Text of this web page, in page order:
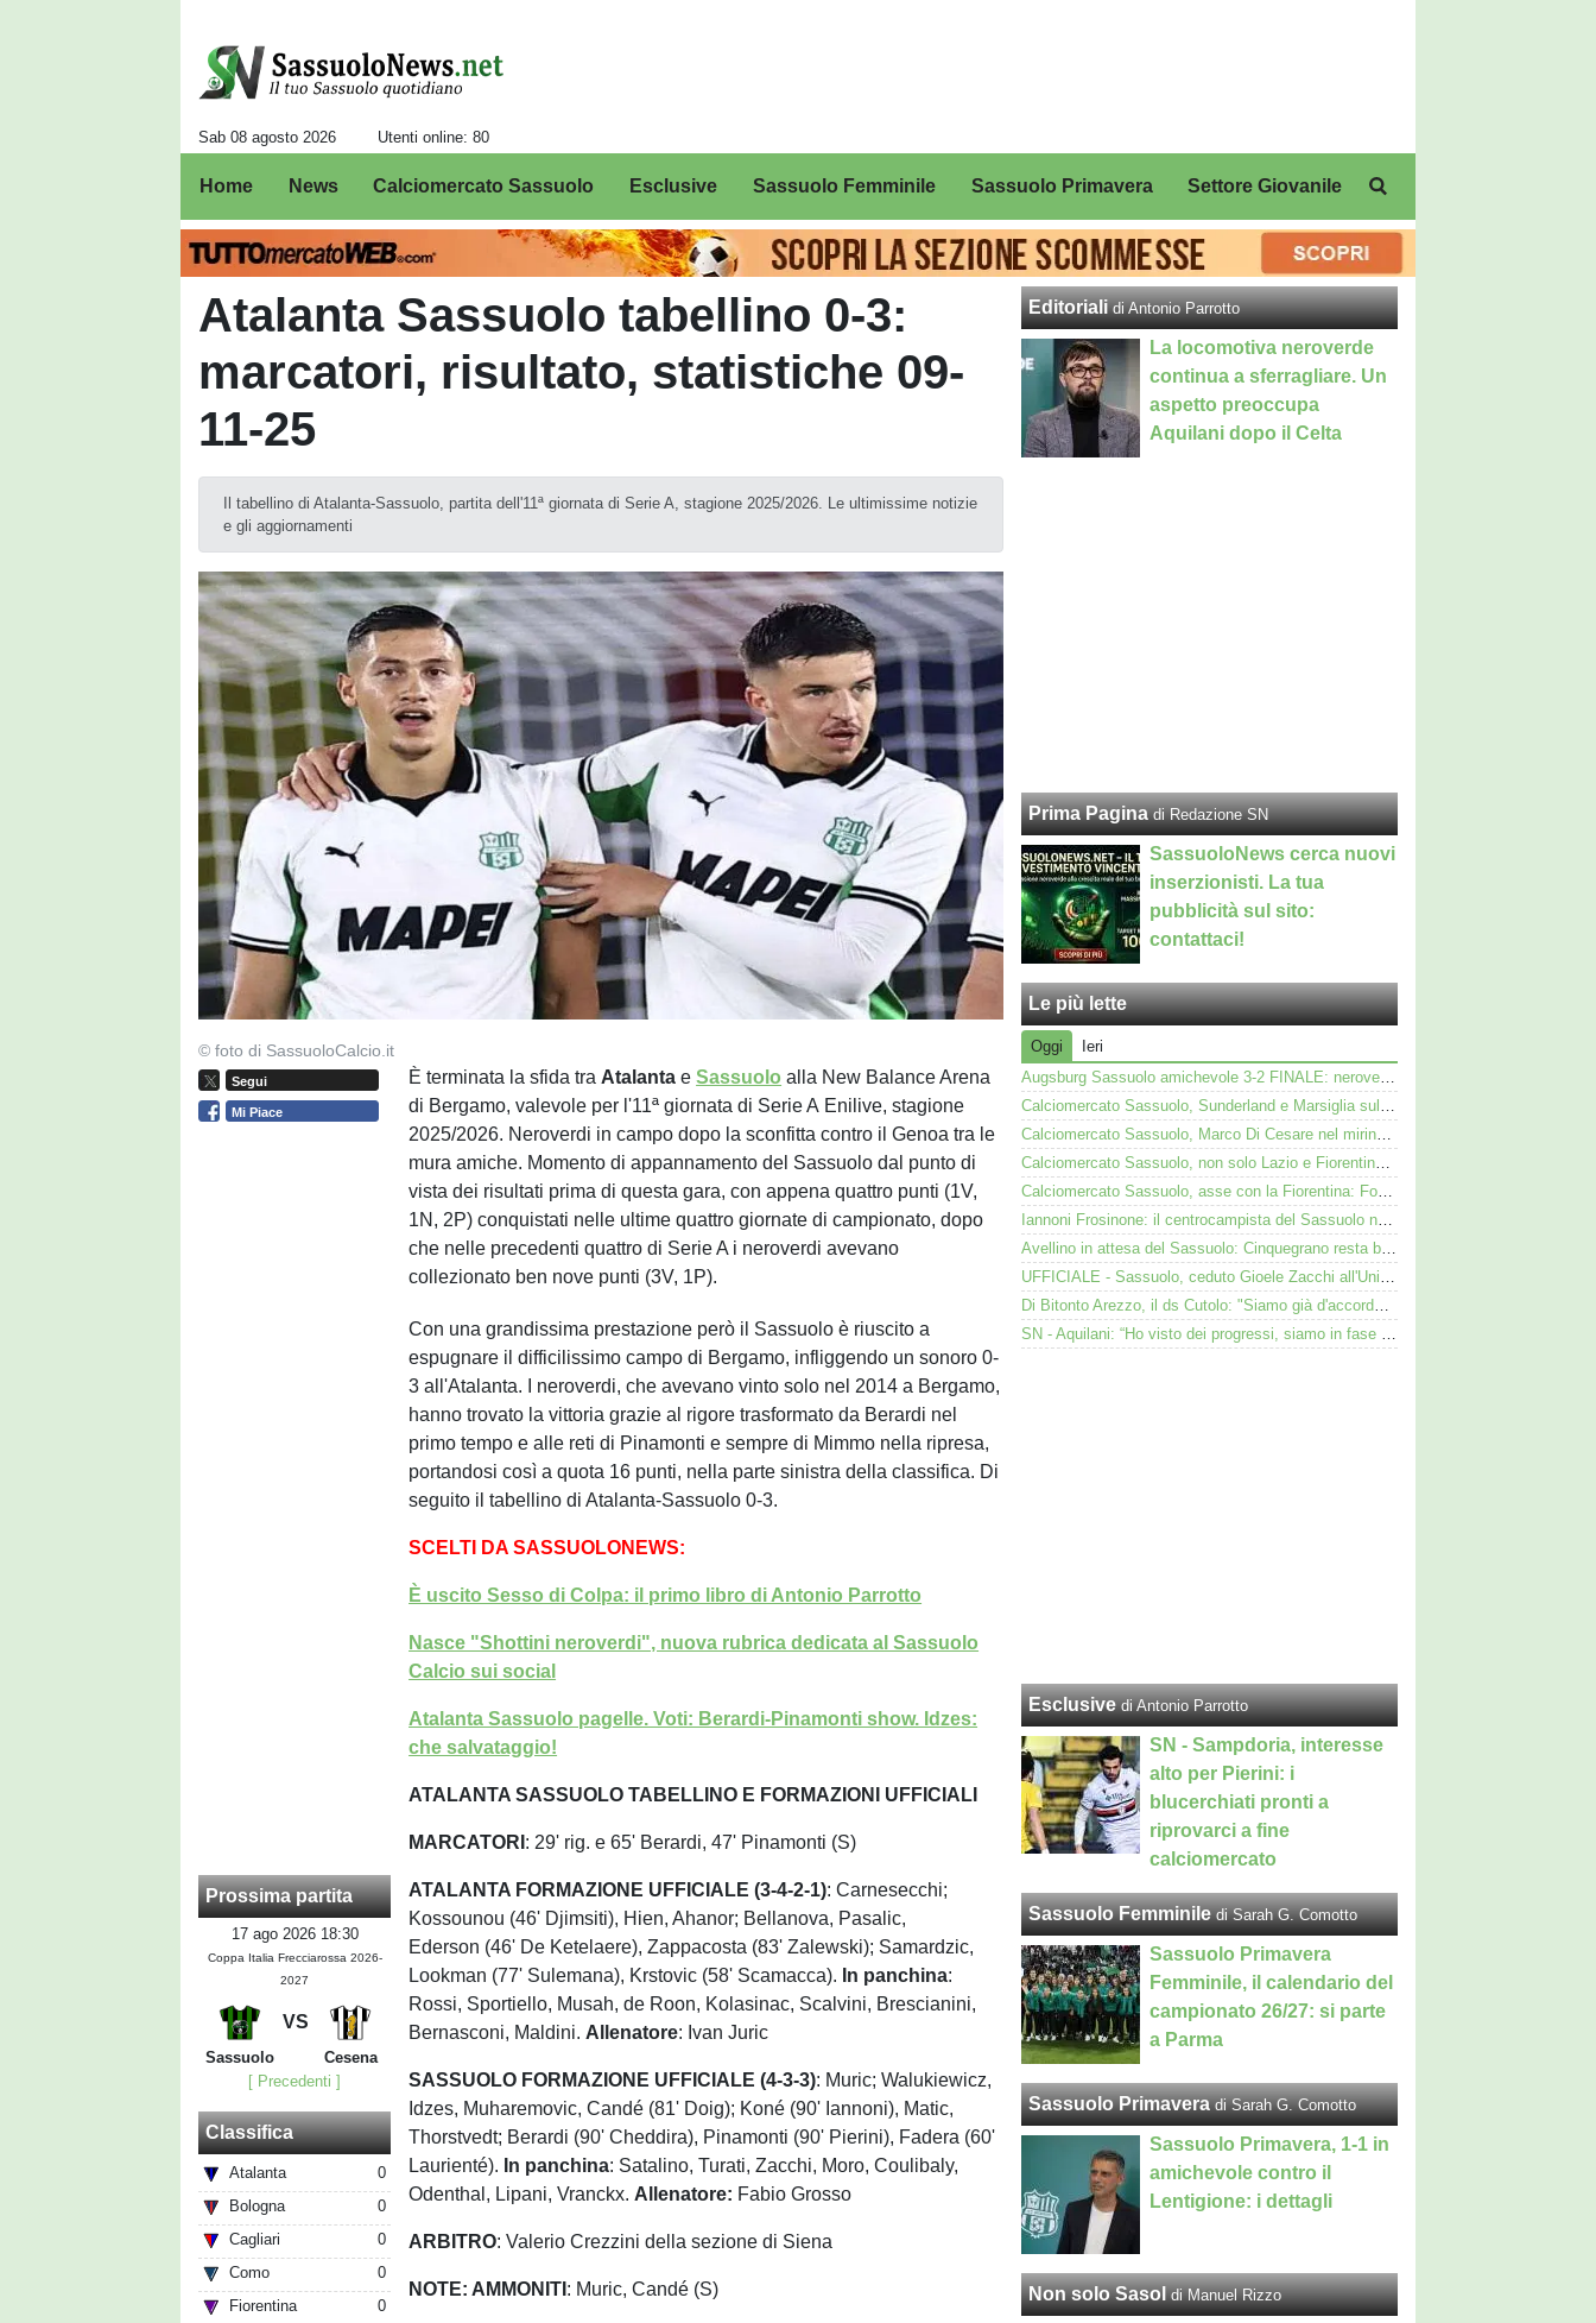
Sab 08 agosto 2026 Utenti online: 80
Home News Calciomercato Sassuolo Esclusive Sassuolo Femminile Sassuolo Primavera Settore Giovanile
Atalanta Sassuolo tabellino 0-3:
marcatori, risultato, statistiche 09-
11-25
Il tabellino di Atalanta-Sassuolo, partita dell'11ª giornata di Serie A, stagione 2025/2026. Le ultimissime notizie
e gli aggiornamenti
© foto di SassuoloCalcio.it
Segui
Mi Piace
Prossima partita
17 ago 2026 18:30
Coppa Italia Frecciarossa 2026-
2027
VS
Sassuolo
Cesena
[ Precedenti ]
Classifica
Atalanta
0
Bologna
0
Cagliari
0
Como
0
Fiorentina
0
È terminata la sfida tra Atalanta eSassuolo alla New Balance Arena
di Bergamo, valevole per l'11ª giornata di Serie A Enilive, stagione
2025/2026. Neroverdi in campo dopo la sconfitta contro il Genoa tra le
mura amiche. Momento di appannamento del Sassuolo dal punto di
vista dei risultati prima di questa gara, con appena quattro punti (1V,
1N, 2P) conquistati nelle ultime quattro giornate di campionato, dopo
che nelle precedenti quattro di Serie A i neroverdi avevano
collezionato ben nove punti (3V, 1P).
Con una grandissima prestazione però il Sassuolo è riuscito a
espugnare il difficilissimo campo di Bergamo, infliggendo un sonoro 0-
3 all'Atalanta. I neroverdi, che avevano vinto solo nel 2014 a Bergamo,
hanno trovato la vittoria grazie al rigore trasformato da Berardi nel
primo tempo e alle reti di Pinamonti e sempre di Mimmo nella ripresa,
portandosi così a quota 16 punti, nella parte sinistra della classifica. Di
seguito il tabellino di Atalanta-Sassuolo 0-3.
SCELTI DA SASSUOLONEWS:
È uscito Sesso di Colpa: il primo libro di Antonio Parrotto
Nasce "Shottini neroverdi", nuova rubrica dedicata al Sassuolo
Calcio sui social
Atalanta Sassuolo pagelle. Voti: Berardi-Pinamonti show. Idzes:
che salvataggio!
ATALANTA SASSUOLO TABELLINO E FORMAZIONI UFFICIALI
MARCATORI : 29' rig. e 65' Berardi, 47' Pinamonti (S)
ATALANTA FORMAZIONE UFFICIALE (3-4-2-1): Carnesecchi;
Kossounou (46' Djimsiti), Hien, Ahanor; Bellanova, Pasalic,
Ederson (46' De Ketelaere), Zappacosta (83' Zalewski); Samardzic,
Lookman (77' Sulemana), Krstovic (58' Scamacca). In panchina:
Rossi, Sportiello, Musah, de Roon, Kolasinac, Scalvini, Brescianini,
Bernasconi, Maldini. Allenatore: Ivan Juric
SASSUOLO FORMAZIONE UFFICIALE (4-3-3): Muric; Walukiewicz,
Idzes, Muharemovic, Candé (81' Doig); Koné (90' Iannoni), Matic,
Thorstvedt; Berardi (90' Cheddira), Pinamonti (90' Pierini), Fadera (60'
Laurienté). In panchina: Satalino, Turati, Zacchi, Moro, Coulibaly,
Odenthal, Lipani, Vranckx. Allenatore: Fabio Grosso
ARBITRO: Valerio Crezzini della sezione di Siena
NOTE: AMMONITI : Muric, Candé (S)
Editoriali di Antonio Parrotto
La locomotiva neroverde
continua a sferragliare. Un
aspetto preoccupa
Aquilani dopo il Celta
Prima Pagina di Redazione SN
SassuoloNews cerca nuovi
inserzionisti. La tua
pubblicità sul sito:
contattaci!
Le più lette
Oggi
Ieri
Augsburg Sassuolo amichevole 3-2 FINALE: neroverdi ko anche in Germania
Calciomercato Sassuolo, Sunderland e Marsiglia sulle tracce di Josh Doig
Calciomercato Sassuolo, Marco Di Cesare nel mirino: Palmieri sul centrale del Racing Avellaneda
Calciomercato Sassuolo, non solo Lazio e Fiorentina: il Bologna su Pinamonti, Sartori era al Ricci
Calciomercato Sassuolo, asse con la Fiorentina: Fortini nel mirino, Thorstvedt e Fabbian sul tavolo
Iannoni Frosinone: il centrocampista del Sassuolo nel mirino dei ciociari
Avellino in attesa del Sassuolo: Cinquegrano resta bloccato da Aquilani
UFFICIALE - Sassuolo, ceduto Gioele Zacchi all'Union Brescia: la formula
Di Bitonto Arezzo, il ds Cutolo: "Siamo già d'accordo col Sassuolo"
SN - Aquilani: “Ho visto dei progressi, siamo in fase di costruzione”
Esclusive di Antonio Parrotto
SN - Sampdoria, interesse
alto per Pierini: i
blucerchiati pronti a
riprovarci a fine
calciomercato
Sassuolo Femminile di Sarah G. Comotto
Sassuolo Primavera
Femminile, il calendario del
campionato 26/27: si parte
a Parma
Sassuolo Primavera di Sarah G. Comotto
Sassuolo Primavera, 1-1 in
amichevole contro il
Lentigione: i dettagli
Non solo Sasol di Manuel Rizzo